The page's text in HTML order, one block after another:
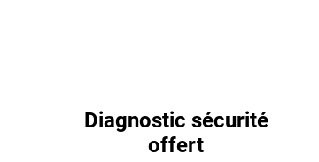
Diagnostic sécurité
offert